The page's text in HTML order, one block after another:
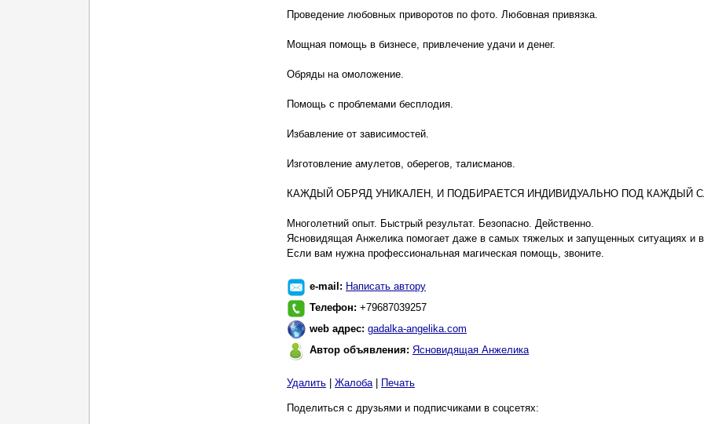
Проведение любовных приворотов по фото. Любовная привязка.
Мощная помощь в бизнесе, привлечение удачи и денег.
Обряды на омоложение.
Помощь с проблемами бесплодия.
Избавление от зависимостей.
Изготовление амулетов, оберегов, талисманов.
КАЖДЫЙ ОБРЯД УНИКАЛЕН, И ПОДБИРАЕТСЯ ИНДИВИДУАЛЬНО ПОД КАЖДЫЙ
Многолетний опыт. Быстрый результат. Безопасно. Действенно.
Ясновидящая Анжелика помогает даже в самых тяжелых и запущенных ситуациях и
Если вам нужна профессиональная магическая помощь, звоните.
e-mail: Написать автору
Телефон: +79687039257
web адрес: gadalka-angelika.com
Автор объявления: Ясновидящая Анжелика
Удалить Жалоба| Печать
Поделиться с друзьями и подписчиками в соцсетях: